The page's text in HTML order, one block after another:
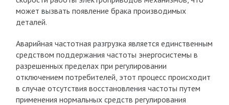
может вызвать появление брака производимых
деталей.
Аварийная частотная разгрузка является единственным
средством поддержания частоты энергосистемы в
разрешенных пределах при регулировании
отключением потребителей, этот процесс происходит
в случае отсутствия восстановления частоты путем
применения нормальных средств регулирования